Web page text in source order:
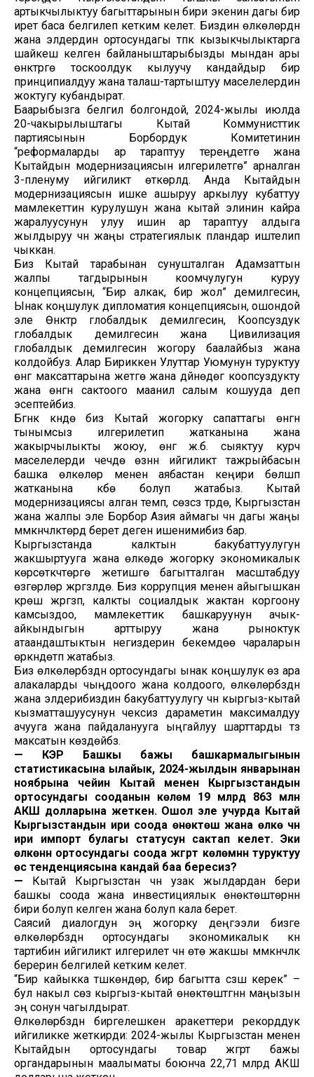
артыкчылыктуу багыттарынын бири экенин дагы бир
ирет баса белгилеп кетким келет. Биздин өлкөлөрдүн
жана элдердин ортосундагы түпкү кызыкчылыктарга
шайкеш келген байланыштарыбызды мындан ары
өнүктүрүүгө тоскоолдук кылуучу кандайдыр бир
принципиалдуу жана талаш-тартыштуу маселелердин
жоктугу кубандырат.
Баарыбызга белгилүү болгондой, 2024-жылы июлда
20-чакырылыштагы Кытай Коммунисттик
партиясынын Борбордук Комитетинин
“реформаларды ар тараптуу тереңдетүүгө жана
Кытайдын модернизациясын илгерилетүүгө” арналган
3-пленуму ийгиликтүү өткөрүлдү. Анда Кытайдын
модернизациясын ишке ашыруу аркылуу кубаттуу
мамлекеттин курулушун жана кытай элинин кайра
жаралуусунун улуу ишин ар тараптуу алдыга
жылдыруу үчүн жаңы стратегиялык пландар иштелип
чыккан.
Биз Кытай тарабынан сунушталган Адамзаттын
жалпы тагдырынын коомчулугун куруу
концепциясын, “Бир алкак, бир жол” демилгесин,
Ынак коңшулук дипломатия концепциясын, ошондой
эле Өнүктүрүү глобалдык демилгесин, Коопсуздук
глобалдык демилгесин жана Цивилизация
глобалдык демилгесин жогору баалайбыз жана
колдойбуз. Алар Бириккен Улуттар Уюмунун туруктуу
өнүгүү максаттарына жетүүгө жана дүйнөдөгү коопсуздукту
жана өнүгүүнү сактоого маанилүү салым кошууда деп
эсептейбиз.
Бүгүнкү күндө биз Кытай жогорку сапаттагы өнүгүүнү
тынымсыз илгерилетип жатканына жана
жакырчылыкты жоюу, өнүгүү ж.б. сыяктуу курч
маселелерди чечүүдө өзүнүн ийгиликтүү тажрыйбасын
башка өлкөлөр менен аябастан кеңири бөлүшүп
жатканына күбө болуп жатабыз. Кытай
модернизациясы алган темп, сөзсүз түрдө, Кыргызстан
жана жалпы эле Борбор Азия аймагы үчүн дагы жаңы
мүмкүнчүлүктөрдү берет деген ишенимибиз бар.
Кыргызстанда калктын бакубаттуулугун
жакшыртууга жана өлкөдө жогорку экономикалык
көрсөткүчтөргө жетишүүгө багытталган масштабдуу
өзгөрүүлөр жүргүзүлүүдө. Биз коррупция менен айыгышкан
күрөш жүргүзүп, калкты социалдык жактан коргоону
камсыздоо, мамлекеттик башкаруунун ачык-
айкындыгын арттыруу жана рыноктук
атаандаштыктын негиздерин бекемдөө чараларын
өркүндөтүп жатабыз.
Биз өлкөлөрүбүздүн ортосундагы ынак коңшулук өз ара
алакаларды чыңдоого жана колдоого, өлкөлөрүбүздүн
жана элдерибиздин бакубаттуулугу үчүн кыргыз-кытай
кызматташуусунун чексиз дараметин максималдуу
ачууга жана пайдаланууга ыңгайлуу шарттарды түзүү
максатын көздөйбүз.
— КЭР Башкы бажы башкармалыгынын
статистикасына ылайык, 2024-жылдын январынан
ноябрына чейин Кытай менен Кыргызстандын
ортосундагы сооданын көлөмү 19 млрд 863 млн
АКШ долларына жеткен. Ошол эле учурда Кытай
Кыргызстандын ири соода өнөктөшү жана өлкө үчүн
ири импорт булагы статусун сактап келет. Эки
өлкөнүн ортосундагы соода жүгүртүү көлөмүнүн туруктуу
өсүү тенденциясына кандай баа бересиз?
— Кытай Кыргызстан үчүн узак жылдардан бери
башкы соода жана инвестициялык өнөктөштөрүнүн
бири болуп келген жана болуп кала берет.
Саясий диалогдун эң жогорку деңгээли бизге
өлкөлөрүбүздүн ортосундагы экономикалык күн
тартибин ийгиликтүү илгерилетүү үчүн өтө жакшы мүмкүнчүлүк
берерин белгилей кетким келет.
“Бир кайыкка түшкөндөр, бир багытта сүзүшү керек” –
бул накыл сөз кыргыз-кытай өнөктөштүгүнүн маңызын
эң сонун чагылдырат.
Өлкөлөрүбүздүн биргелешкен аракеттери рекорддук
ийгиликке жеткирди: 2024-жылы Кыргызстан менен
Кытайдын ортосундагы товар жүгүртүү бажы
органдарынын маалыматы боюнча 22,71 млрд АКШ